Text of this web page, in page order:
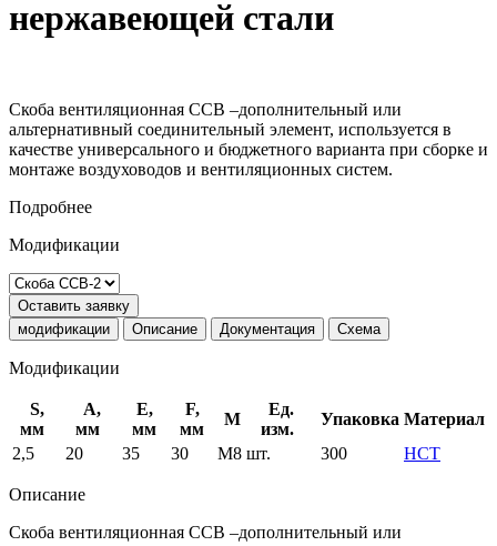
нержавеющей стали
Скоба вентиляционная ССВ –дополнительный или
альтернативный соединительный элемент, используется в
качестве универсального и бюджетного варианта при сборке и
монтаже воздуховодов и вентиляционных систем.
Подробнее
Модификации
Оставить заявку
модификации
Описание Документация Схема
Модификации
S,
мм
A,
мм
E,
мм
F,
мм
М
Ед.
изм.
Упаковка Материал
2,5
20 35 30 М8 шт. 300 НСТ
Описание
Скоба вентиляционная ССВ –дополнительный или